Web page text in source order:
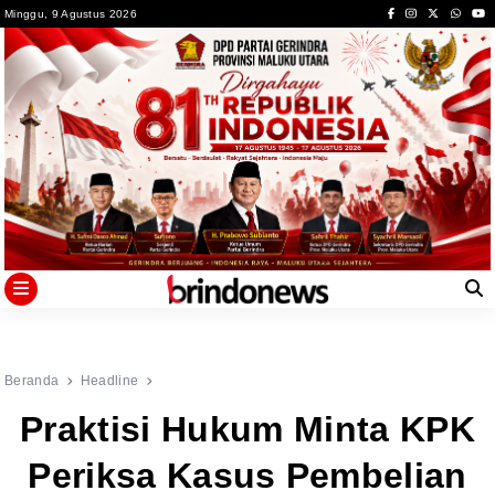
to
content
Minggu, 9 Agustus 2026
Beranda Headline
Praktisi Hukum Minta KPK
Periksa Kasus Pembelian